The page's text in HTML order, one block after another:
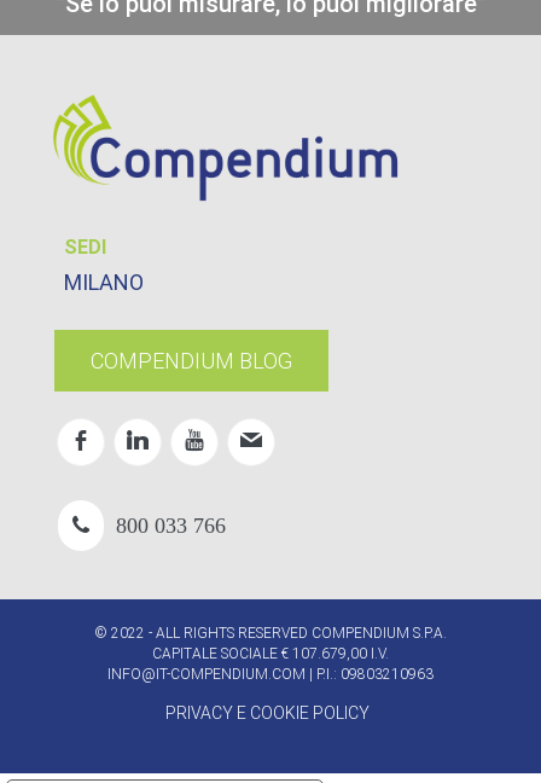
SEDI
MILANO
COMPENDIUM BLOG
800 033 766
© 2022 - ALL RIGHTS RESERVED COMPENDIUM S.P.A.
CAPITALE SOCIALE € 107.679,00 I.V.
INFO@IT-COMPENDIUM.COM | P.I.: 09803210963
PRIVACY E COOKIE POLICY